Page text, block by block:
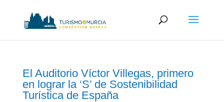
El Auditorio Víctor Villegas, primero
en lograr la ‘S’ de Sostenibilidad
Turística de España